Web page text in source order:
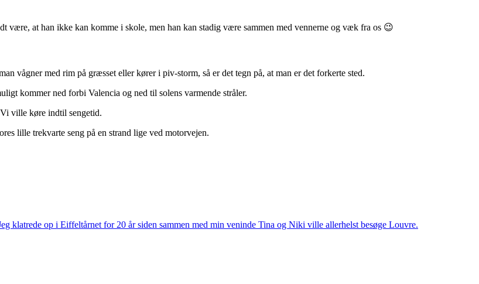
at han ikke kan komme i skole, men han kan stadig være sammen med vennerne og væk fra os 😉
vågner med rim på græsset eller kører i piv-storm, så er det tegn på, at man er det forkerte sted.
kommer ned forbi Valencia og ned til solens varmende stråler.
ville køre indtil sengetid.
lille trekvarte seng på en strand lige ved motorvejen.
klatrede op i Eiffeltårnet for 20 år siden sammen med min veninde Tina og Niki ville allerhelst besøge Louvre.